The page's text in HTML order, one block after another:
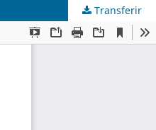
Transferir